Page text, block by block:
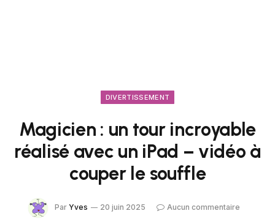
DIVERTISSEMENT
Magicien : un tour incroyable
réalisé avec un iPad – vidéo à
couper le souffle
Par Yves 20 juin 2025
Aucun commentaire